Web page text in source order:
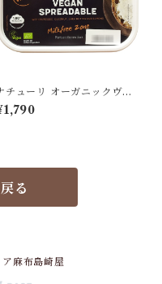
チューリ オーガニックヴィ
ガンスプレッド 225g NAT
ビーガンバター プラン
る
麻布島崎屋